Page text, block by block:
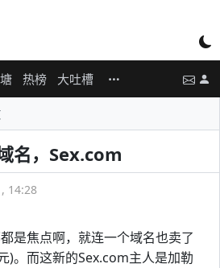
热榜 大吐槽
名，Sex.com
14:28
是焦点啊，就连一个域名也卖了
)。而这新的Sex.com主人是加勒